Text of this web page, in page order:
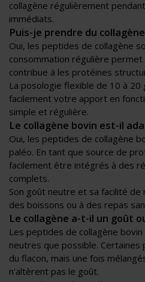
collagène régulièrement
immédiats.
Puis-je prendre du
Oui, les peptides de collagène
consommation régulière
contribue à les protéines
La posologie flexible de 10 à
facilement votre apport en
simple et régulière.
Le collagène bovin est-il
Oui, les peptides de collagène
paléo. En tant que source de
facilement être intégrés à des
complets.
Son goût neutre et sa facilité
des boissons ou à des repas
Le collagène a-t-il un goût
Les peptides de collagène
neutres que possible.
du flacon, mais une fois
n'altèrent pas le goût.